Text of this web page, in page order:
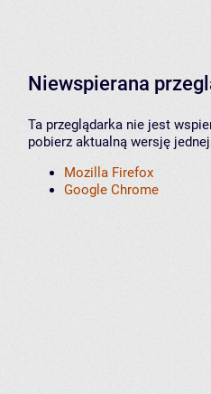
Niewspierana
Ta przeglądarka nie jest
pobierz aktualną wersję
Mozilla Firefox
Google Chrome